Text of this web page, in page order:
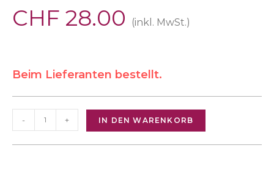
CHF 28.00 (inkl. MwSt.)
Beim Lieferanten bestellt.
- + IN DEN WARENKORB